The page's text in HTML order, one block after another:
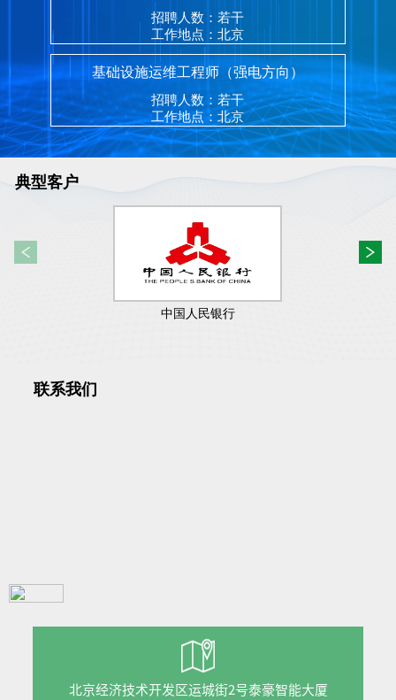
招聘人数：若干
工作地点：北京
基础设施运维工程师（强电方向）
招聘人数：若干
工作地点：北京
典型客户
中国人民银行
联系我们
北京经济技术开发区运城街2号泰豪智能大厦